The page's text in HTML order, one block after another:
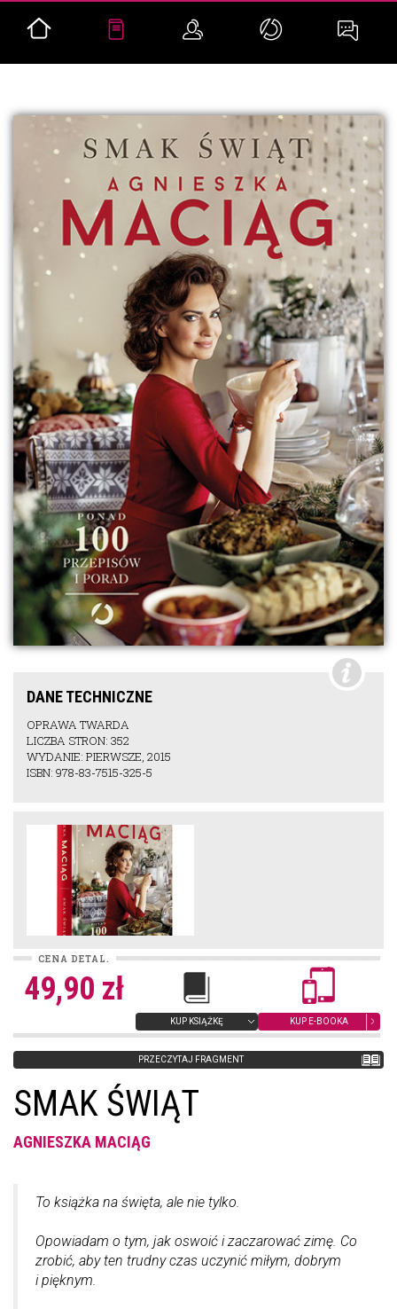
DANE TECHNICZNE
OPRAWA TWARDA
LICZBA STRON: 352
WYDANIE: PIERWSZE, 2015
ISBN: 978-83-7515-325-5
CENA DETAL.
49,90 zł
KUP KSIĄŻKĘ KUP E-BOOKA
PRZECZYTAJ FRAGMENT
SMAK ŚWIĄT
AGNIESZKA MACIĄG
To książka na święta, ale nie tylko.
Opowiadam o tym, jak oswoić i zaczarować zimę. Co
zrobić, aby ten trudny czas uczynić miłym, dobrym
i pięknym.